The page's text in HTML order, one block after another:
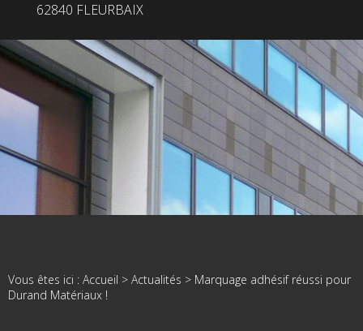
62840 FLEURBAIX
Vous êtes ici : Accueil > Actualités > Marquage adhésif réussi pour
Durand Matériaux !